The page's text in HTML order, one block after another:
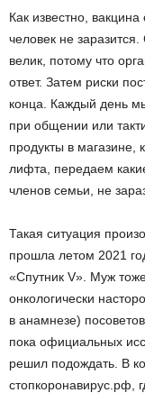
Как известно,
человек не
велик, потому что
ответ. Затем риски
конца. Каждый день
при общении или
продукты в магазине,
лифта, передаем
членов семьи, не
Такая ситуация
прошла летом 2021
«Спутник V». Муж
онкологически
в анамнезе)
пока официальных
решил подождать. В
стопкоронавирус.рф,